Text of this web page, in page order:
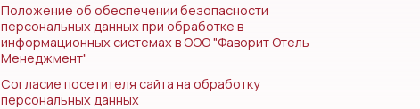
Положение об обеспечении безопасности
персональных данных при обработке в
информационных системах в ООО "Фаворит Отель
Менеджмент"
Согласие посетителя сайта на обработку
персональных данных